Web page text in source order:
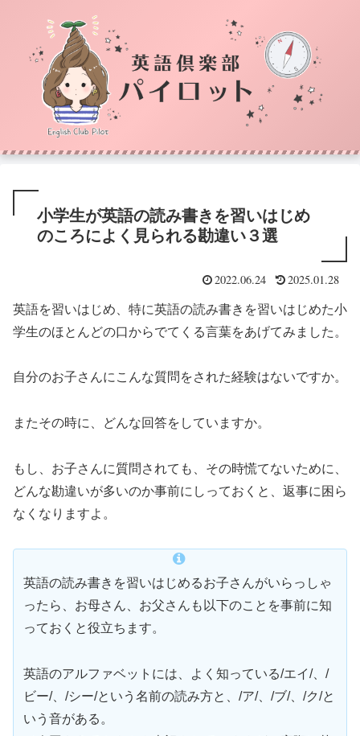
小学生が英語の読み書きを習いはじめ
のころによく見られる勘違い３選
2022.06.24 2025.01.28
英語を習いはじめ、特に英語の読み書きを習いはじめた小
学生のほとんどの口からでてくる言葉をあげてみました。
自分のお子さんにこんな質問をされた経験はないですか。
またその時に、どんな回答をしていますか。
もし、お子さんに質問されても、その時慌てないために、
どんな勘違いが多いのか事前にしっておくと、返事に困ら
なくなりますよ。
英語の読み書きを習いはじめるお子さんがいらっしゃ
ったら、お母さん、お父さんも以下のことを事前に知
っておくと役立ちます。
英語のアルファベットには、よく知っている/エイ/、/
ビー/、/シー/という名前の読み方と、/ア/、/ブ/、/ク/と
いう音がある。